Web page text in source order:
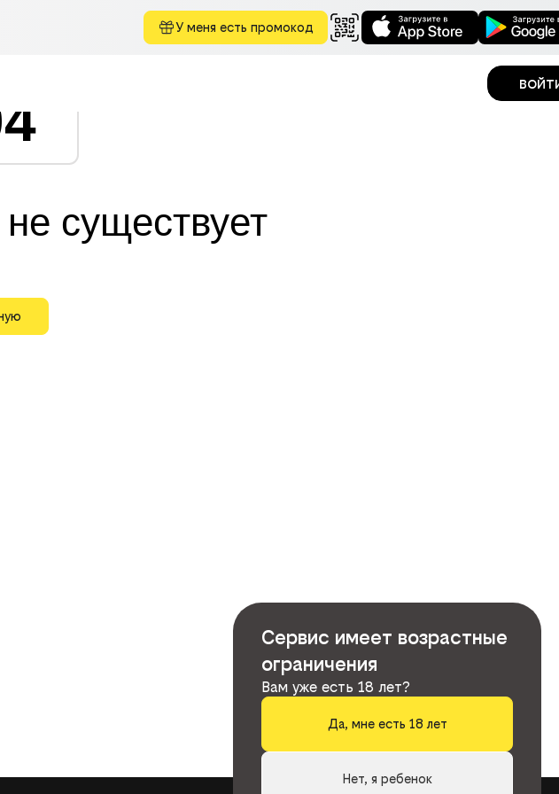
У меня есть промокод
существует
Сервис имеет возрастные
ограничения
Вам уже есть 18 лет?
Да, мне есть 18 лет
Нет, я ребенок